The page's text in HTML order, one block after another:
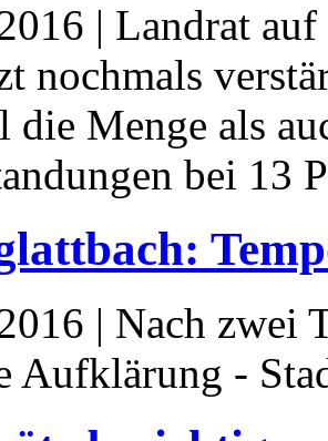
| Landrat
nochmals
die Menge als
bei 13
| Nach zwei
Aufklärung -